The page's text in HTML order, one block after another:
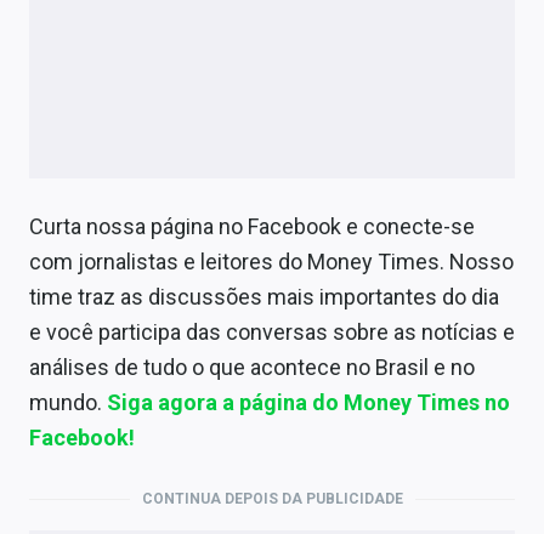
Curta nossa página no Facebook e conecte-se
com jornalistas e leitores do Money Times. Nosso
time traz as discussões mais importantes do dia
e você participa das conversas sobre as notícias e
análises de tudo o que acontece no Brasil e no
mundo. Siga agora a página do Money Times no
Facebook!
CONTINUA DEPOIS DA PUBLICIDADE